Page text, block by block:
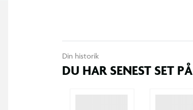
Din historik
DU HAR SENEST SET PÅ